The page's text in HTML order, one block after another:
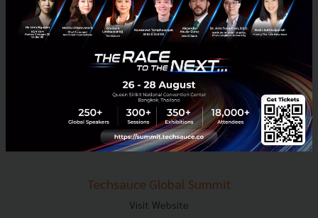
Mobile : 06-4658-9500
Techsauce Media
About Techsauce
Techsauce Services
Privacy Policy
ส่งบทความ
Techsauce Global Summit
Visit Website